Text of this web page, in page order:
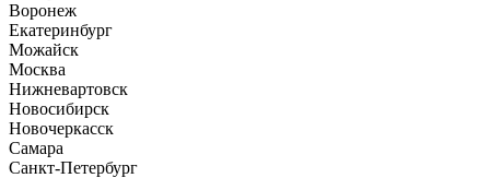
Воронеж
Екатеринбург
Можайск
Москва
Нижневартовск
Новосибирск
Новочеркасск
Самара
Санкт-Петербург